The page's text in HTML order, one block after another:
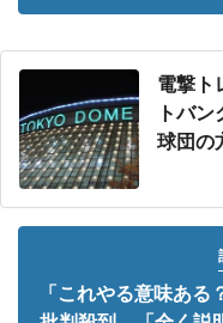
電撃ト
トバ
球団の
「これやる意味あ